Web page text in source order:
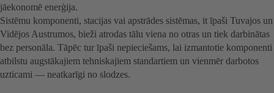
jāekonomē enerģija.
Sistēmu komponenti, stacijas vai apstrādes sistēmas, it īpaši Tuvajos un
Vidējos Austrumos, bieži atrodas tālu viena no otras un tiek darbinātas
bez personāla. Tāpēc tur īpaši nepieciešams, lai izmantotie komponenti
atbilstu augstākajiem tehniskajiem standartiem un vienmēr darbotos
uzticami — neatkarīgi no slodzes.